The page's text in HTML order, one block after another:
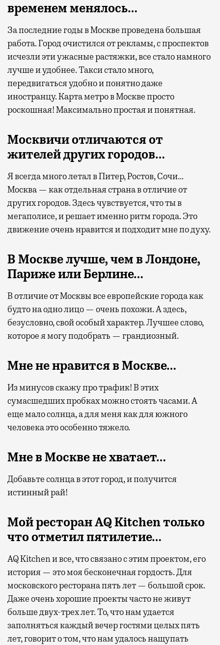
временем менялось…
За последние годы в Москве проведена большая
работа. Город очистился от рекламы, с проспектов
исчезли эти ужасные растяжки, все стало намного
лучше и удобнее. Такси стало много,
передвигаться удобно и понятно даже
иностранцу. Карта метро в Москве просто
роскошная! Максимально простая и понятная.
Москвичи отличаются от
жителей других городов…
Я всегда много летал в Питер, Ростов, Сочи…
Москва — как отдельная страна в отличие от
других городов. Здесь чувствуется, что ты в
мегаполисе, и решает именно ритм города. Это
движение очень нравится и подходит мне по духу.
В Москве лучше, чем в Лондоне,
Париже или Берлине…
В отличие от Москвы все европейские города как
будто на одно лицо — очень похожи. А здесь,
безусловно, свой особый характер. Лучшее слово,
которое я могу подобрать — грандиозный.
Мне не нравится в Москве…
Из минусов скажу про трафик! В этих
сумасшедших пробках можно стоять часами. А
еще мало солнца, а для меня как для южного
человека это особенно тяжело.
Мне в Москве не хватает…
Добавьте солнца в этот город, и получится
истинный рай!
Мой ресторанAQKitchenтолько
что отметил пятилетие…
AQ Kitchen и все, что связано с этим проектом, его
история — это моя бесконечная гордость. Для
московского ресторана пять лет — большой срок.
Даже очень хорошие проекты часто не живут
больше двух-трех лет. То, что нам удается
заполняться каждый вечер гостями целых пять
лет, говорит о том, что нам удалось нащупать